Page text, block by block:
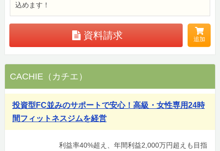
込めます！
資料請求 追加
CACHIE（カチエ）
投資型FC並みのサポートで安心！高級・女性専用24時
間フィットネスジムを経営
利益率40%超え、年間利益2,000万円超えも目指